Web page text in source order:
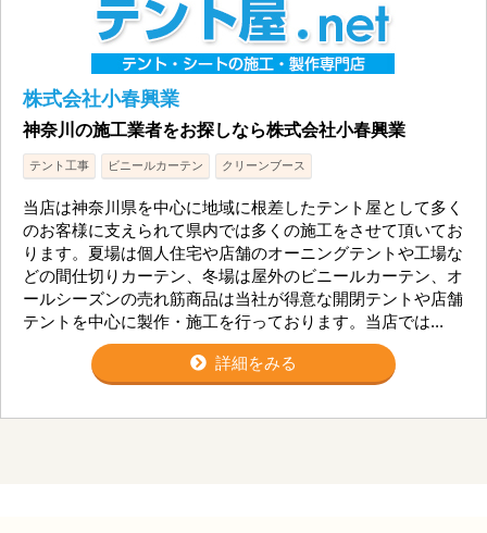
株式会社小春興業
神奈川の施工業者をお探しなら株式会社小春興業
テント工事 ビニールカーテン クリーンブース
当店は神奈川県を中心に地域に根差したテント屋として多く
のお客様に支えられて県内では多くの施工をさせて頂いてお
ります。夏場は個人住宅や店舗のオーニングテントや工場な
どの間仕切りカーテン、冬場は屋外のビニールカーテン、オ
ールシーズンの売れ筋商品は当社が得意な開閉テントや店舗
テントを中心に製作・施工を行っております。当店では...
詳細をみる